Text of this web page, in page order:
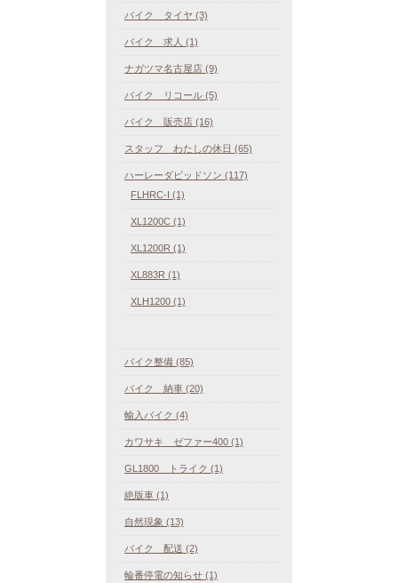
バイク タイヤ (3)
バイク 求人 (1)
ナガツマ名古屋店 (9)
バイク リコール (5)
バイク 販売店 (16)
スタッフ わたしの休日 (65)
ハーレーダビッドソン (117)
FLHRC-I (1)
XL1200C (1)
XL1200R (1)
XL883R (1)
XLH1200 (1)
バイク整備 (85)
バイク 納車 (20)
輸入バイク (4)
カワサキ ゼファー400 (1)
GL1800 トライク (1)
絶版車 (1)
自然現象 (13)
バイク 配送 (2)
輪番停電の知らせ (1)